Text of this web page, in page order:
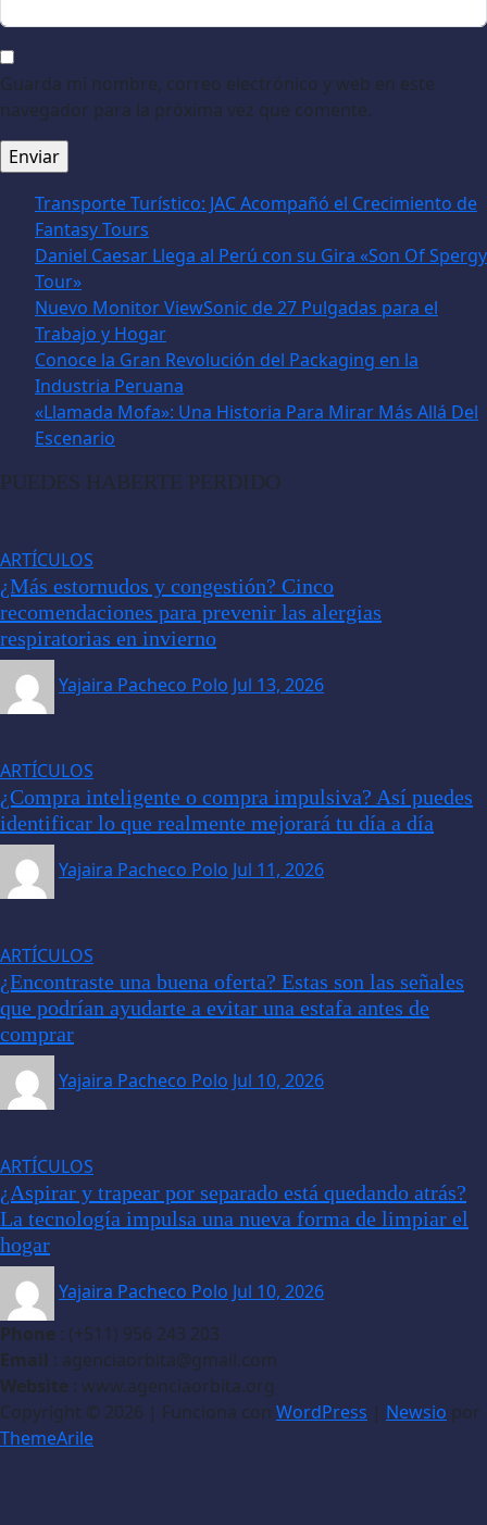
Guarda mi nombre, correo electrónico y web en este
navegador para la próxima vez que comente.
Transporte Turístico: JAC Acompañó el Crecimiento de
Fantasy Tours
Daniel Caesar Llega al Perú con su Gira «Son Of Spergy
Tour»
Nuevo Monitor ViewSonic de 27 Pulgadas para el
Trabajo y Hogar
Conoce la Gran Revolución del Packaging en la
Industria Peruana
«Llamada Mofa»: Una Historia Para Mirar Más Allá Del
Escenario
PUEDES HABERTE PERDIDO
ARTÍCULOS
¿Más estornudos y congestión? Cinco
recomendaciones para prevenir las alergias
respiratorias en invierno
Yajaira Pacheco Polo Jul 13, 2026
ARTÍCULOS
¿Compra inteligente o compra impulsiva? Así puedes
identificar lo que realmente mejorará tu día a día
Yajaira Pacheco Polo Jul 11, 2026
ARTÍCULOS
¿Encontraste una buena oferta? Estas son las señales
que podrían ayudarte a evitar una estafa antes de
comprar
Yajaira Pacheco Polo Jul 10, 2026
ARTÍCULOS
¿Aspirar y trapear por separado está quedando atrás?
La tecnología impulsa una nueva forma de limpiar el
hogar
Yajaira Pacheco Polo Jul 10, 2026
Phone : (+511) 956 243 203
Email : agenciaorbita@gmail.com
Website : www.agenciaorbita.org
Copyright © 2026 | Funciona con WordPress | Newsio por
ThemeArile